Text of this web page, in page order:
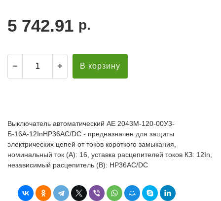
5 742.91 р.
В корзину
Выключатель автоматический АЕ 2043М-120-00У3-
Б-16А-12InНР36AC/DC - предназначен для защиты
электрических цепей от токов короткого замыкания,
номинальный ток (А): 16, уставка расцепителей токов КЗ: 12In,
независимый расцепитель (В): НР36AC/DC